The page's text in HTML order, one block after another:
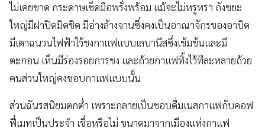
ไม่เคยขาด กระดาษเช็ดมือพรั่งพร้อม แม้จะไม่หรูหรา ถังขยะ
ใหญ่มีฝาปิดมิดชิด มีอ่างล้างจานซึ่งคงเป็นอาณาจักรของอาบิด
มีเตาฉนวนไฟฟ้าไว้ชงกาแฟแบบเลบานีสซึ่งเข้มข้นและมี
ตะกอน เห็นมีร่องรอยการชง และถ้วยกาแฟทิ้งไว้ทีละหลายถ้วย
คนส่วนใหญ่คงชอบกาแฟแบบนั้น
ส่วนฉันรสนิยมตกต่ำ เพราะกลายเป็นชอบดื่มเนสกาแฟกับคอฟ
ฟี่เมทเป็นประจำ เชื่อหรือไม่ ขนาดมาจากเมืองแห่งกาแฟ